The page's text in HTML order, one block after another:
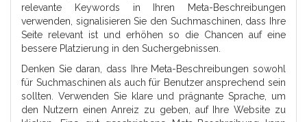
relevante Keywords in Ihren Meta-Beschreibungen
verwenden, signalisieren Sie den Suchmaschinen, dass Ihre
Seite relevant ist und erhöhen so die Chancen auf eine
bessere Platzierung in den Suchergebnissen.
Denken Sie daran, dass Ihre Meta-Beschreibungen sowohl
für Suchmaschinen als auch für Benutzer ansprechend sein
sollten. Verwenden Sie klare und prägnante Sprache, um
den Nutzern einen Anreiz zu geben, auf Ihre Website zu